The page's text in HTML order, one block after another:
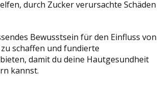
durch Zucker verursachte Schäden
Bewusstsein für den Einfluss von
schaffen und fundierte
damit du deine Hautgesundheit
kannst.